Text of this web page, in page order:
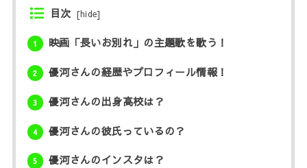
目次 [hide]
1 映画「長いお別れ」の主題歌を歌う！
2 優河さんの経歴やプロフィール情報！
3 優河さんの出身高校は？
4 優河さんの彼氏っているの？
5 優河さんのインスタは？